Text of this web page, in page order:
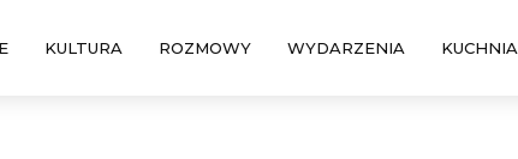
KULTURA ROZMOWY WYDARZENIA KUCHNIA